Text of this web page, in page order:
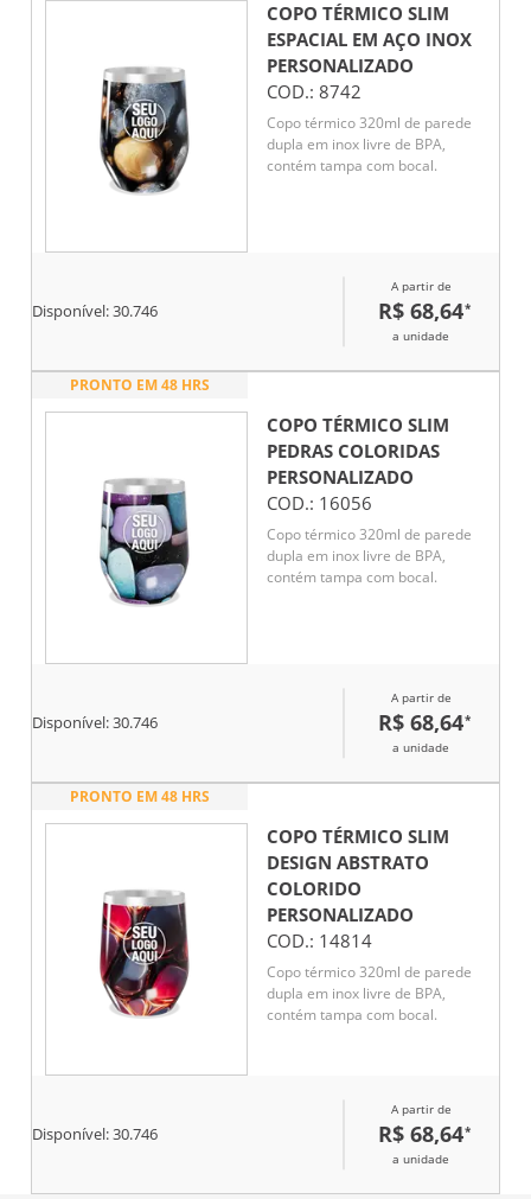
COPO TÉRMICO SLIM
ESPACIAL EM AÇO INOX
PERSONALIZADO
COD.: 8742
Copo térmico 320ml de parede
dupla em inox livre de BPA,
contém tampa com bocal.
Disponível:30.746
A partir de
R$ 68,64*
a unidade
PRONTO EM 48 HRS
COPO TÉRMICO SLIM
PEDRAS COLORIDAS
PERSONALIZADO
COD.: 16056
Copo térmico 320ml de parede
dupla em inox livre de BPA,
contém tampa com bocal.
Disponível:30.746
A partir de
R$ 68,64*
a unidade
PRONTO EM 48 HRS
COPO TÉRMICO SLIM
DESIGN ABSTRATO
COLORIDO
PERSONALIZADO
COD.: 14814
Copo térmico 320ml de parede
dupla em inox livre de BPA,
contém tampa com bocal.
Disponível:30.746
A partir de
R$ 68,64*
a unidade